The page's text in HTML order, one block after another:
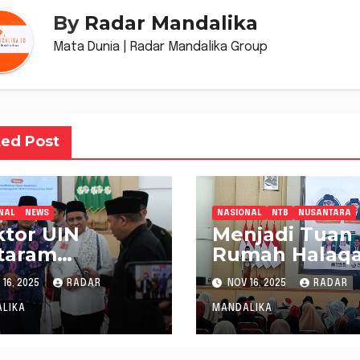
By Radar Mandalika
Mata Dunia | Radar Mandalika Group
Post
NEWS
UIN
Negara
Pesantren
2025 RADAR
NASIONAL NTB NUSANTARA
Menjadi Tuan
Rumah
Penguatan
Kelembagaan
Ditjen
UIN Mataram
NOV 16, 2025 RADAR
MANDALIKA